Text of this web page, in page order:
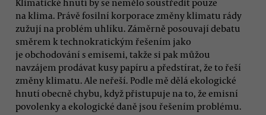
na klima. Právě fosilní korporace změny klimatu rády
zužují na problém uhlíku. Záměrně posouvají debatu
směrem k technokratickým řešením jako
je obchodování s emisemi, takže si pak můžou
navzájem prodávat kusy papíru a předstírat, že to řeší
změny klimatu. Ale neřeší. Podle mě dělá ekologické
hnutí obecně chybu, když přistupuje na to, že emisní
povolenky a ekologické daně jsou řešením problému.